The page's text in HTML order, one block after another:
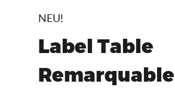
NEU!
Label Table
Remarquable